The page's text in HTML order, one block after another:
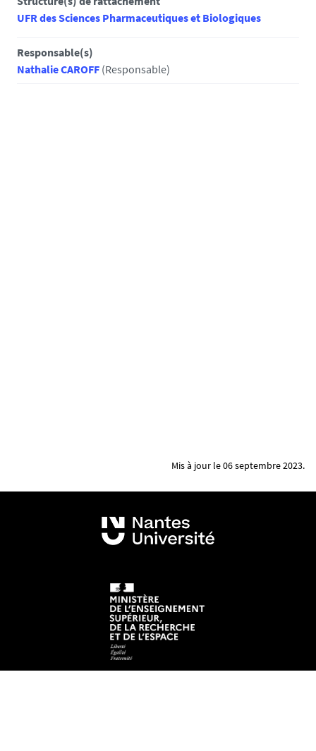
UFR des Sciences Pharmaceutiques et Biologiques
Responsable(s)
Nathalie CAROFF (Responsable)
Mis à jour le 06 septembre 2023.